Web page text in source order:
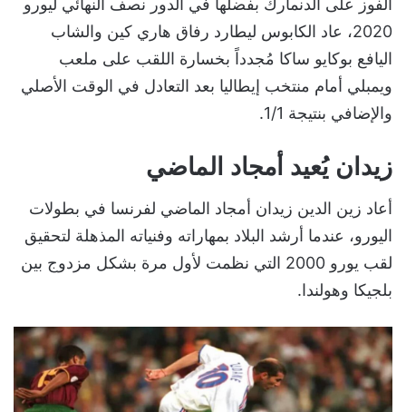
2020، عاد الكابوس ليطارد رفاق هاري كين والشاب
اليافع بوكايو ساكا مُجدداً بخسارة اللقب على ملعب
ويمبلي أمام منتخب إيطاليا بعد التعادل في الوقت الأصلي
والإضافي بنتيجة 1/1.
زيدان يُعيد أمجاد الماضي
أعاد زين الدين زيدان أمجاد الماضي لفرنسا في بطولات
اليورو، عندما أرشد البلاد بمهاراته وفنياته المذهلة لتحقيق
لقب يورو 2000 التي نظمت لأول مرة بشكل مزدوج بين
بلجيكا وهولندا.